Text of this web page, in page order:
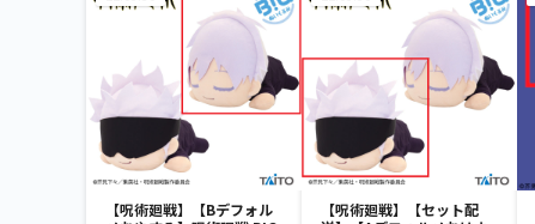
【呪術廻戦】【Bデフォル
【呪術廻戦】【セット配